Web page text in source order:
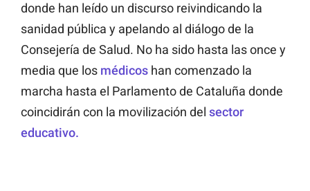
donde han leído un discurso reivindicando la
sanidad pública y apelando al diálogo de la
Consejería de Salud. No ha sido hasta las once y
media que los médicos han comenzado la
marcha hasta el Parlamento de Cataluña donde
coincidirán con la movilización del sector
educativo.